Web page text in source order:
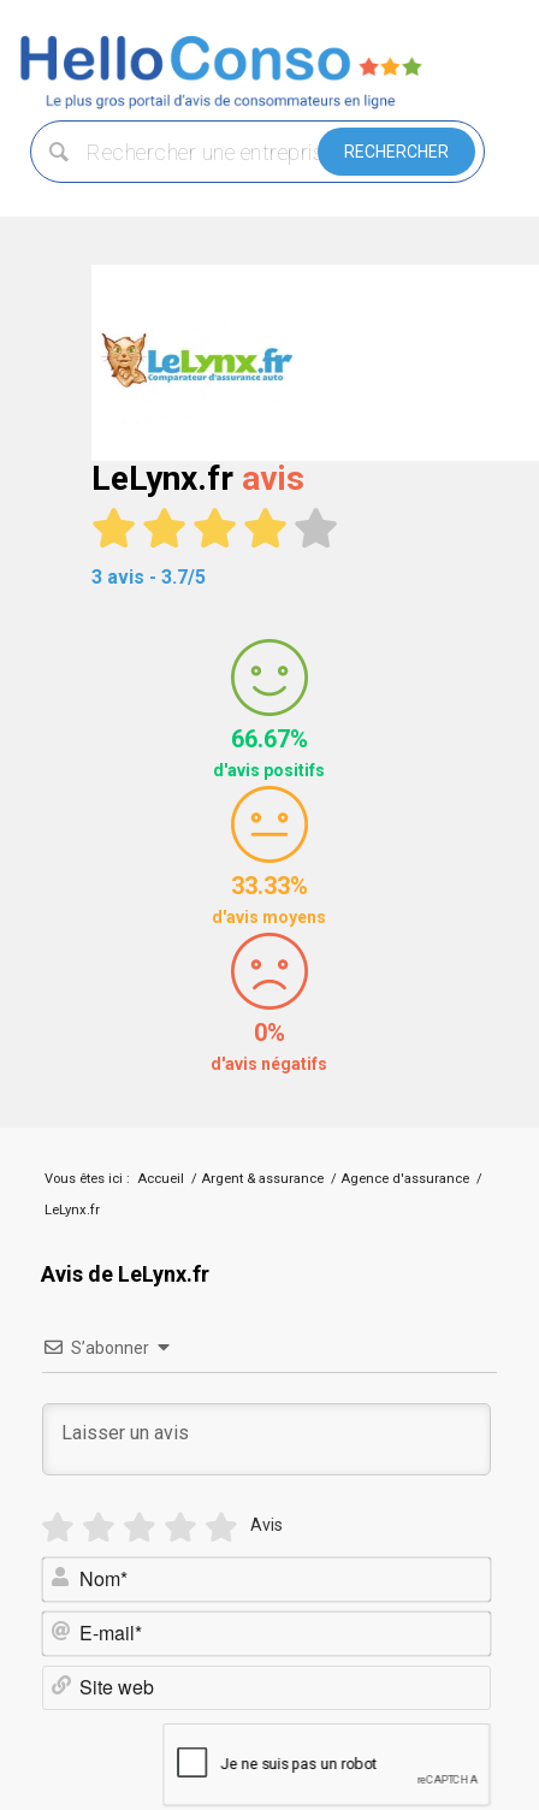
LeLynx.fr avis
3 avis - 3.7/5
66.67%
d'avis positifs
33.33%
d'avis moyens
0%
d'avis négatifs
Vous êtes ici : Accueil / Argent & assurance / Agence d'assurance /
LeLynx.fr
Avis de LeLynx.fr
S’abonner
Avis
Nom*
E-